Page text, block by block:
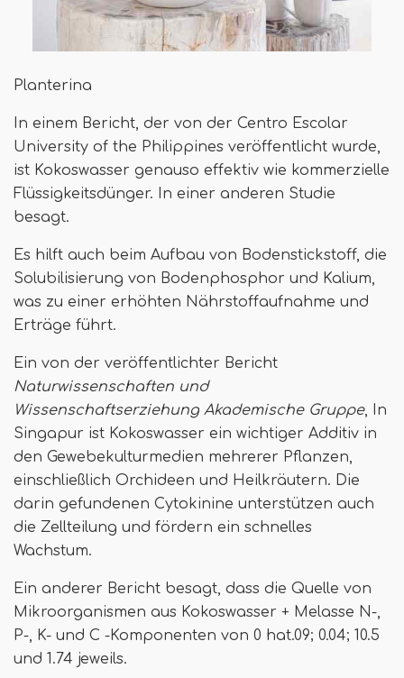
Planterina
In einem Bericht, der von der Centro Escolar
University of the Philippines veröffentlicht wurde,
ist Kokoswasser genauso effektiv wie kommerzielle
Flüssigkeitsdünger. In einer anderen Studie
besagt.
Es hilft auch beim Aufbau von Bodenstickstoff, die
Solubilisierung von Bodenphosphor und Kalium,
was zu einer erhöhten Nährstoffaufnahme und
Erträge führt.
Ein von der veröffentlichter Bericht
Naturwissenschaften und
Wissenschaftserziehung Akademische Gruppe, In
Singapur ist Kokoswasser ein wichtiger Additiv in
den Gewebekulturmedien mehrerer Pflanzen,
einschließlich Orchideen und Heilkräutern. Die
darin gefundenen Cytokinine unterstützen auch
die Zellteilung und fördern ein schnelles
Wachstum.
Ein anderer Bericht besagt, dass die Quelle von
Mikroorganismen aus Kokoswasser + Melasse N-,
P-, K- und C -Komponenten von 0 hat.09; 0.04; 10.5
und 1.74 jeweils.